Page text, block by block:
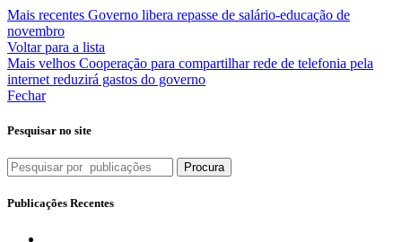
Mais recentes Governo libera repasse de salário-educação de
novembro
Voltar para a lista
Mais velhos Cooperação para compartilhar rede de telefonia pela
internet reduzirá gastos do governo
Fechar
Pesquisar no site
Procura
Publicações Recentes